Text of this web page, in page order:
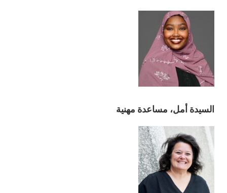
السيدة أمل، مساعدة مهنية